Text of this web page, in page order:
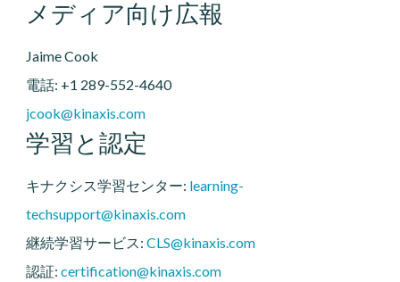
メディア向け広報
Jaime Cook
電話: +1 289-552-4640
jcook@kinaxis.com
学習と認定
キナクシス学習センター: learning-
techsupport@kinaxis.com
継続学習サービス: CLS@kinaxis.com
認証: certification@kinaxis.com